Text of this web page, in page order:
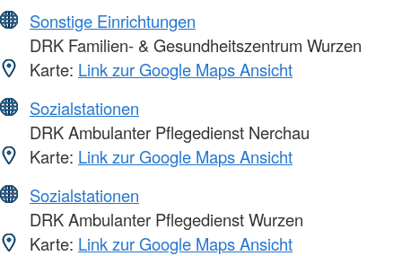
Sonstige Einrichtungen
DRK Familien- & Gesundheitszentrum Wurzen
Karte: Link zur Google Maps Ansicht
Sozialstationen
DRK Ambulanter Pflegedienst Nerchau
Karte: Link zur Google Maps Ansicht
Sozialstationen
DRK Ambulanter Pflegedienst Wurzen
Karte: Link zur Google Maps Ansicht